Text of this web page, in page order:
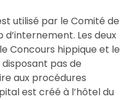
utilisé par le Comité de
Les deux
Concours hippique et le
pas de
aux procédures
est créé à l’hôtel du